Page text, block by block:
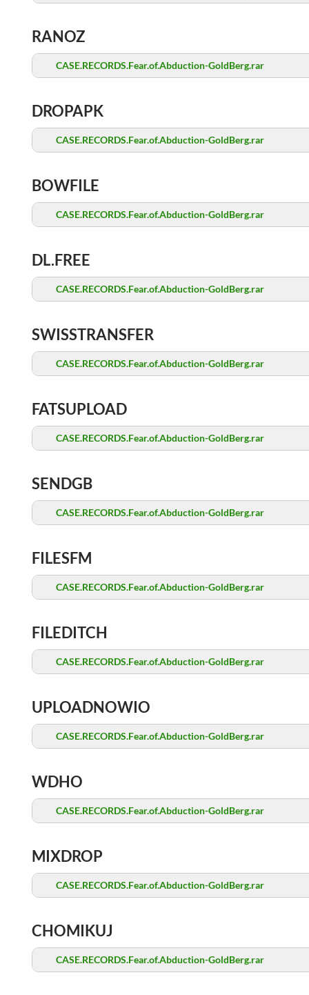
RANOZ
CASE.RECORDS.Fear.of.Abduction-GoldBerg.rar
DROPAPK
CASE.RECORDS.Fear.of.Abduction-GoldBerg.rar
BOWFILE
CASE.RECORDS.Fear.of.Abduction-GoldBerg.rar
DL.FREE
CASE.RECORDS.Fear.of.Abduction-GoldBerg.rar
SWISSTRANSFER
CASE.RECORDS.Fear.of.Abduction-GoldBerg.rar
FATSUPLOAD
CASE.RECORDS.Fear.of.Abduction-GoldBerg.rar
SENDGB
CASE.RECORDS.Fear.of.Abduction-GoldBerg.rar
FILESFM
CASE.RECORDS.Fear.of.Abduction-GoldBerg.rar
FILEDITCH
CASE.RECORDS.Fear.of.Abduction-GoldBerg.rar
UPLOADNOWIO
CASE.RECORDS.Fear.of.Abduction-GoldBerg.rar
WDHO
CASE.RECORDS.Fear.of.Abduction-GoldBerg.rar
MIXDROP
CASE.RECORDS.Fear.of.Abduction-GoldBerg.rar
CHOMIKUJ
CASE.RECORDS.Fear.of.Abduction-GoldBerg.rar